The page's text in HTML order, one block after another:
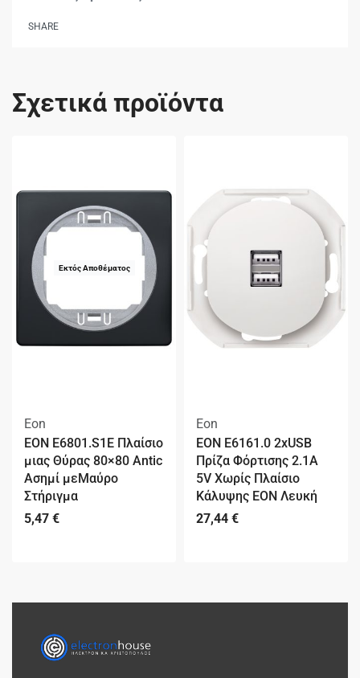
SHARE
Σχετικά προϊόντα
Εκτός Αποθέματος
Eon
EON E6801.S1E Πλαίσιο
μιας Θύρας 80×80 Antic
Ασημί μεΜαύρο
Στήριγμα
5,47 €
Eon
EON E6161.0 2xUSB
Πρίζα Φόρτισης 2.1A
5V Χωρίς Πλαίσιο
Κάλυψης EON Λευκή
27,44 €